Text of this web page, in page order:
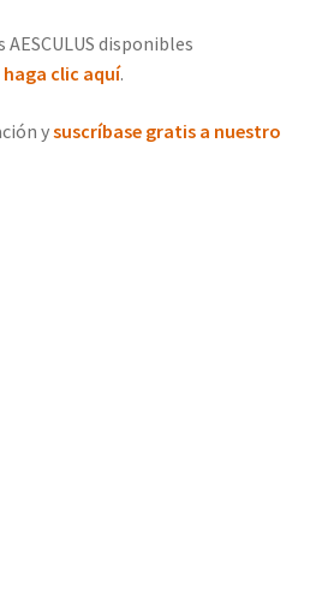
disponibles
haga clic aquí.
ysuscríbase gratis a nuestro